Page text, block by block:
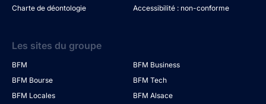
Charte de déontologie
Accessibilité : non-conforme
Les sites du groupe
BFM
BFM Business
BFM Bourse
BFM Tech
BFM Locales
BFM Alsace